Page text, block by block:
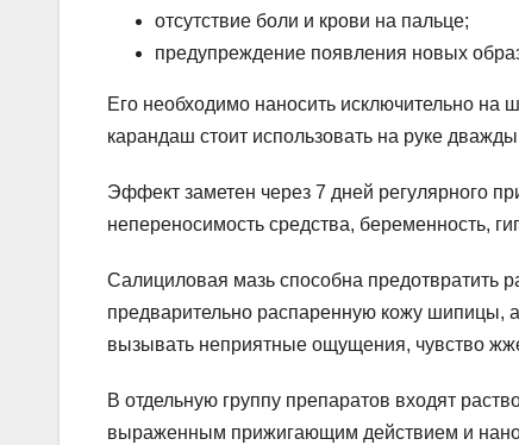
отсутствие боли и крови на пальце;
предупреждение появления новых
Его необходимо наносить исключительно на
карандаш стоит использовать на руке дважды
Эффект заметен через 7 дней регулярного
непереносимость средства, беременность,
Салициловая мазь способна предотвратить
предварительно распаренную кожу шипицы,
вызывать неприятные ощущения, чувство
В отдельную группу препаратов входят
выраженным прижигающим действием и